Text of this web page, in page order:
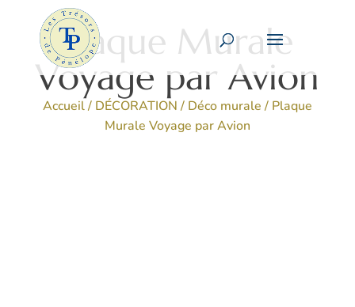
Plaque Murale
Voyage par Avion
Accueil/ DÉCORATION / Déco murale / Plaque
Murale Voyage par Avion